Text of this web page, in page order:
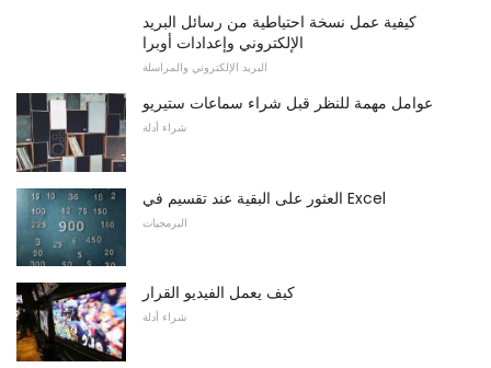
كيفية عمل نسخة احتياطية من رسائل البريد
الإلكتروني وإعدادات أوبرا
البريد الإلكتروني والمراسلة
عوامل مهمة للنظر قبل شراء سماعات ستيريو
شراء أدلة
العثور على البقية عند تقسيم في Excel
البرمجيات
كيف يعمل الفيديو القرار
شراء أدلة